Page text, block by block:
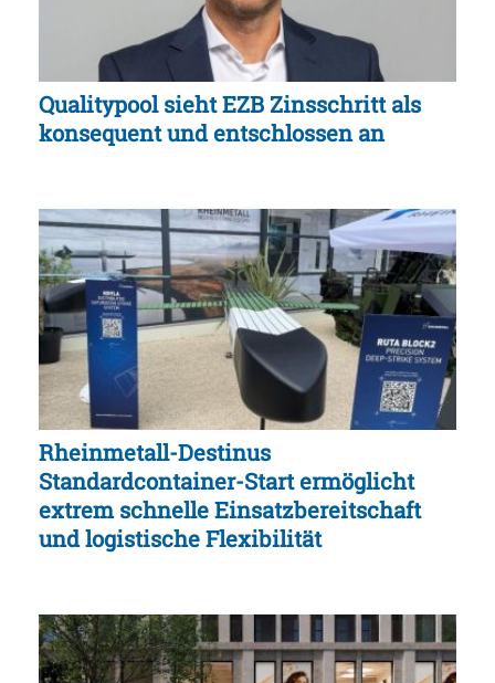
Qualitypool sieht EZB Zinsschritt als
konsequent und entschlossen an
Rheinmetall-Destinus
Standardcontainer-Start ermöglicht
extrem schnelle Einsatzbereitschaft
und logistische Flexibilität